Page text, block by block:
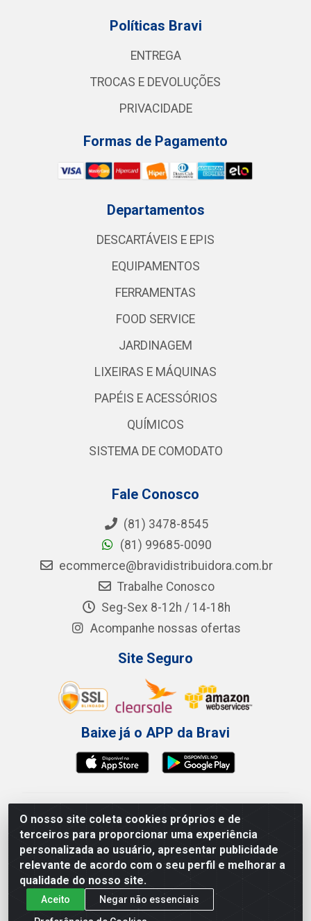
O nosso site coleta cookies próprios e de
terceiros para proporcionar uma experiência
personalizada ao usuário, apresentar publicidade
relevante de acordo com o seu perfil e melhorar a
qualidade do nosso site.
Aceito
Negar não essenciais
Políticas Bravi
ENTREGA
TROCAS E DEVOLUÇÕES
PRIVACIDADE
Formas de Pagamento
Departamentos
DESCARTÁVEIS E EPIS
EQUIPAMENTOS
FERRAMENTAS
FOOD SERVICE
JARDINAGEM
LIXEIRAS E MÁQUINAS
PAPÉIS E ACESSÓRIOS
QUÍMICOS
SISTEMA DE COMODATO
Fale Conosco
(81) 3478-8545
(81) 99685-0090
ecommerce@bravidistribuidora.com.br
Trabalhe Conosco
Seg-Sex 8-12h / 14-18h
Acompanhe nossas ofertas
Site Seguro
Baixe já o APP da Bravi
Bravi Consumíveis de Higiene e Descartáveis EIRELI -
CNPJ 19.457.137/0001-06
Av. Sul Gov. Cid Sampaio, 3125 - Galpão 000A -
Imbiribeira - Recife/PE - CEP 51.150-010